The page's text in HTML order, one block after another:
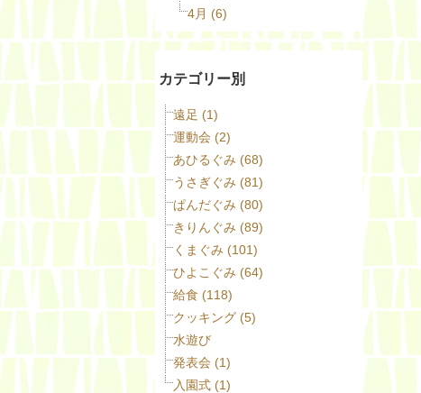
4月 (6)
カテゴリー別
遠足 (1)
運動会 (2)
あひるぐみ (68)
うさぎぐみ (81)
ぱんだぐみ (80)
きりんぐみ (89)
くまぐみ (101)
ひよこぐみ (64)
給食 (118)
クッキング (5)
水遊び
発表会 (1)
入園式 (1)